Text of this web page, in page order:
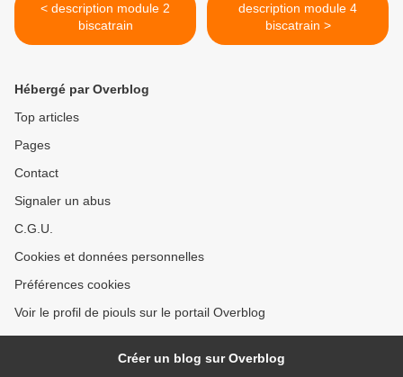
< description module 2
biscatrain
description module 4
biscatrain >
Hébergé par Overblog
Top articles
Pages
Contact
Signaler un abus
C.G.U.
Cookies et données personnelles
Préférences cookies
Voir le profil de piouls sur le portail Overblog
Créer un blog sur Overblog